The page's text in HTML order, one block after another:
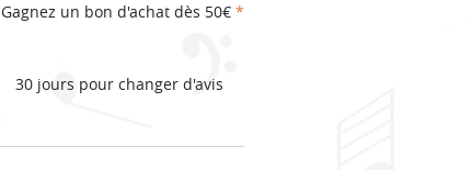
Gagnez un bon d'achat dès 50€ *
30 jours pour changer d'avis